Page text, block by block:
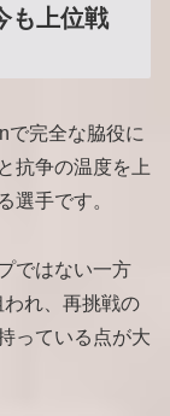
も上位戦
で完全な脇役に
抗争の温度を上
選手です。
ではない一方
れ、再挑戦の
っている点が大